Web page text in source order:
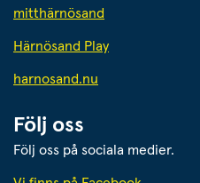
mitthärnösand
Härnösand Play
harnosand.nu
Följ oss
Följ oss på sociala medier.